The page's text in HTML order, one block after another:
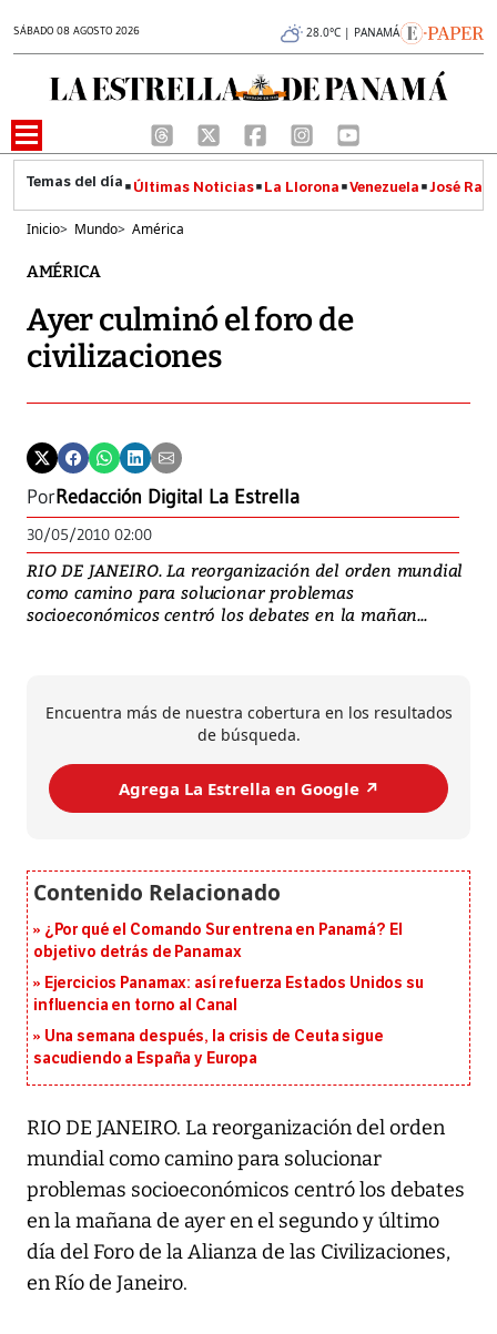
SÁBADO 08 AGOSTO 2026 28.0°C | PANAMÁ
Últimas Noticias La Llorona Venezuela José
Inicio> Mundo> América
AMÉRICA
Ayer culminó el foro de
civilizaciones
PorRedacción Digital La Estrella
30/05/2010 02:00
RIO DE JANEIRO. La reorganización del orden mundial
como camino para solucionar problemas
socioeconómicos centró los debates en la mañan...
Encuentra más de nuestra cobertura en los resultados
de búsqueda.
Agrega La Estrella en Google ↗️
¿Por qué el Comando Sur entrena en Panamá? El
objetivo detrás de Panamax
Ejercicios Panamax: así refuerza Estados Unidos su
influencia en torno al Canal
Una semana después, la crisis de Ceuta sigue
sacudiendo a España y Europa
RIO DE JANEIRO. La reorganización del orden
mundial como camino para solucionar
problemas socioeconómicos centró los debates
en la mañana de ayer en el segundo y último
día del Foro de la Alianza de las Civilizaciones,
en Río de Janeiro.